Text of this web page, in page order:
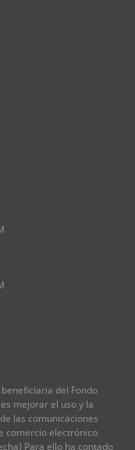
beneficiaria del Fondo
mejorar el uso y la
las comunicaciones
comercio electrónico
Para ello ha contado